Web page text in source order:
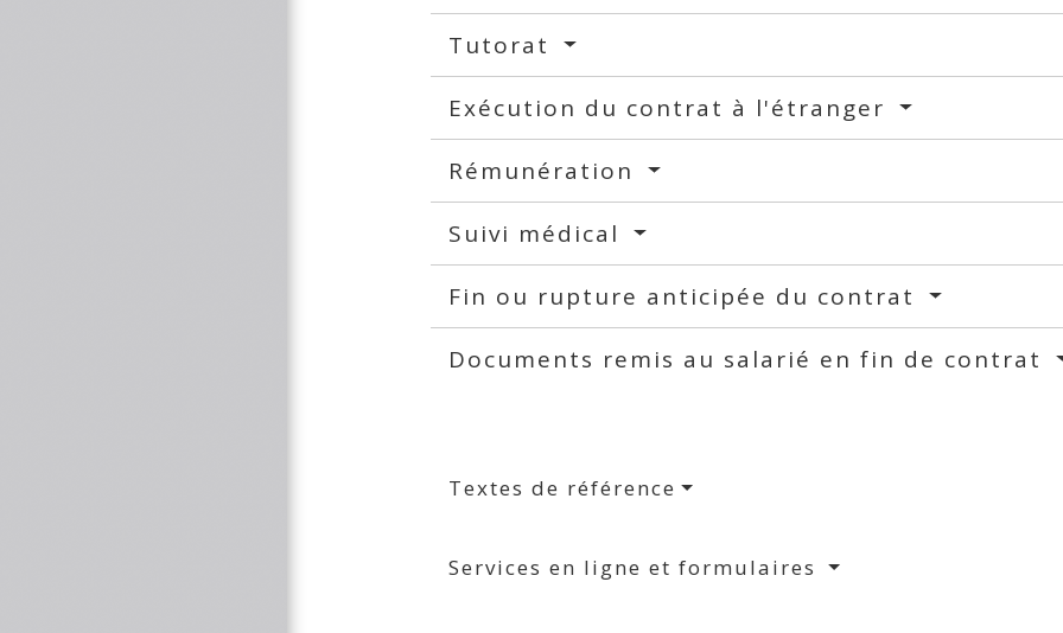
Tutorat
Exécution du contrat à l'étranger
Rémunération
Suivi médical
Fin ou rupture anticipée du contrat
Documents remis au salarié en fin de contrat
Textes de référence
Services en ligne et formulaires